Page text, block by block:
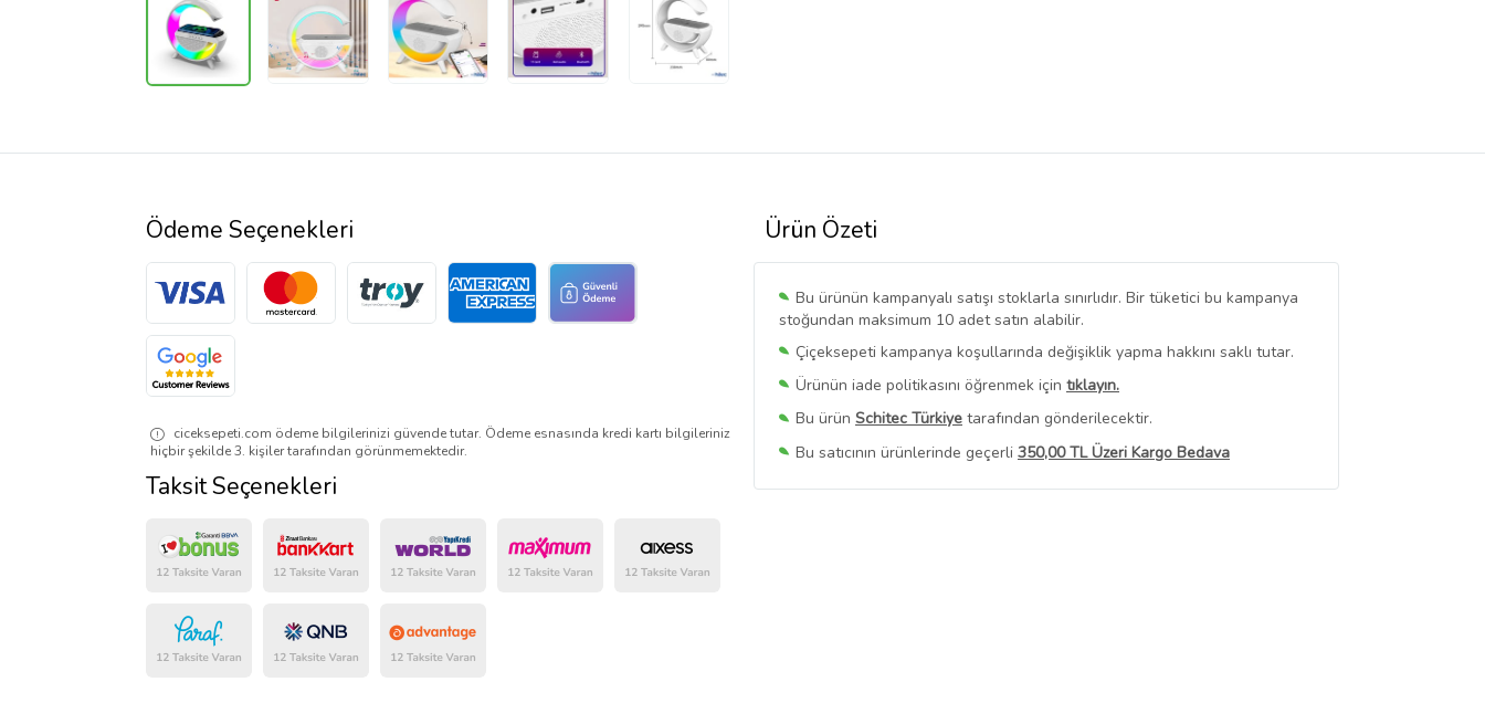
Ürün Özeti
Bu ürünün kampanyalı satışı stoklarla sınırlıdır. Bir tüketici bu kampanya
stoğundan maksimum 10 adet satın alabilir.
Çiçeksepeti kampanya koşullarında değişiklik yapma hakkını saklı tutar.
Ürünün iade politikasını öğrenmek için tıklayın.
Bu ürün Schitec Türkiye tarafından gönderilecektir.
Bu satıcının ürünlerinde geçerli 350,00 TL Üzeri Kargo Bedava
Bu SatıcınınTüm Ürünlerini Görüntüle
Ödeme Seçenekleri
ciceksepeti.com ödeme bilgilerinizi güvende tutar. Ödeme esnasında kredi kartı bilgileriniz
hiçbir şekilde 3. kişiler tarafından görünmemektedir.
Taksit Seçenekleri